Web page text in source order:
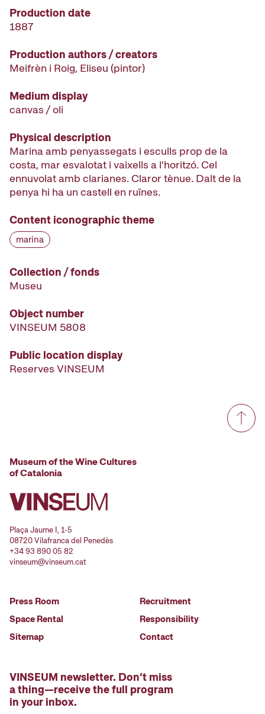
Production date
1887
Production authors / creators
Meifrèn i Roig, Eliseu (pintor)
Medium display
canvas / oli
Physical description
Marina amb penyassegats i esculls prop de la
costa, mar esvalotat i vaixells a l'horitzó. Cel
ennuvolat amb clarianes. Claror tènue. Dalt de la
penya hi ha un castell en ruïnes.
Content iconographic theme
marina
Collection / fonds
Museu
Object number
VINSEUM 5808
Public location display
Reserves VINSEUM
Museum of the Wine Cultures
of Catalonia
Plaça Jaume I, 1-5
08720 Vilafranca del Penedès
+34 93 890 05 82
vinseum@vinseum.cat
Press Room
Space Rental
Sitemap
Recruitment
Responsibility
Contact
VINSEUM newsletter. Don’t miss
a thing—receive the full program
in your inbox.